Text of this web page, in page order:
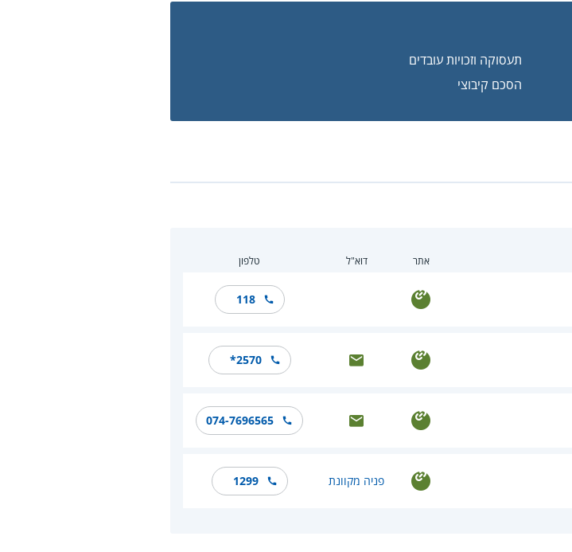
תעסוקה וזכויות עובדים
הסכם קיבוצי
אתר דוא"ל טלפון
118
*2570
074-7696565
פניה מקוונת 1299